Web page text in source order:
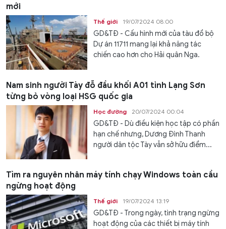
mới
Thế giới 19/07/2024 08:00
GD&TĐ - Cấu hình mới của tàu đổ bộ
Dự án 11711 mang lại khả năng tác
chiến cao hơn cho Hải quân Nga.
Nam sinh người Tày đỗ đầu khối A01 tỉnh Lạng Sơn
từng bỏ vòng loại HSG quốc gia
Học đường 20/07/2024 00:04
GD&TĐ - Dù điều kiện học tập có phần
hạn chế nhưng, Dương Đình Thanh
người dân tộc Tày vẫn sở hữu điểm...
Tìm ra nguyên nhân máy tính chạy Windows toàn cầu
ngừng hoạt động
Thế giới 19/07/2024 13:19
GD&TĐ - Trong ngày, tình trạng ngừng
hoạt động của các thiết bị máy tính